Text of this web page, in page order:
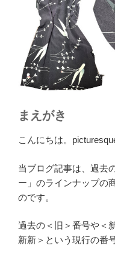
まえがき
こんにちは。
当ブログ記事は、過去
ー」のラインナップの
のです。
過去の＜旧＞番号や＜
新新＞という現行の番